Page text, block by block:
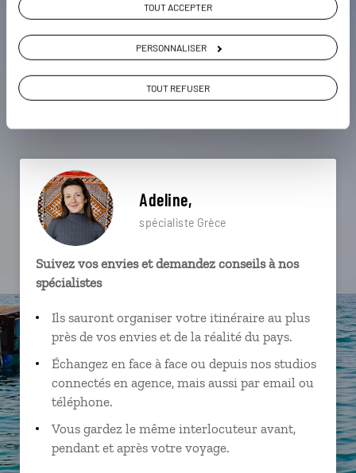
TOUT ACCEPTER
PERSONNALISER
TOUT REFUSER
Corinthe - Péloponnèse Anafiotika - Athènes
Artemonas - Sifnos Catacombes de Milos
Adeline,
spécialiste Grèce
Suivez vos envies et demandez conseils à nos
spécialistes
Ils sauront organiser votre itinéraire au plus
près de vos envies et de la réalité du pays.
Échangez en face à face ou depuis nos studios
connectés en agence, mais aussi par email ou
téléphone.
Vous gardez le même interlocuteur avant,
pendant et après votre voyage.